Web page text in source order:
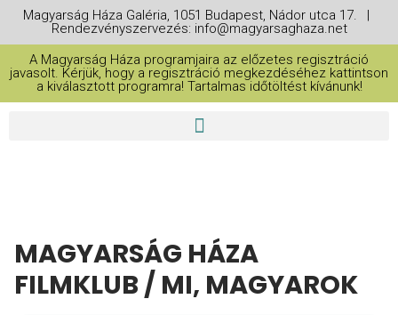
Magyarság Háza Galéria, 1051 Budapest, Nádor utca 17. |
Rendezvényszervezés: info@magyarsaghaza.net
A Magyarság Háza programjaira az előzetes regisztráció
javasolt. Kérjük, hogy a regisztráció megkezdéséhez kattintson
a kiválasztott programra! Tartalmas időtöltést kívánunk!
MAGYARSÁG HÁZA
FILMKLUB / MI, MAGYAROK